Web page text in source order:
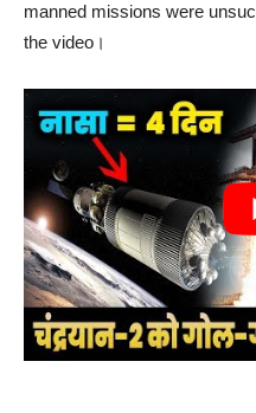
manned missions were
the video।